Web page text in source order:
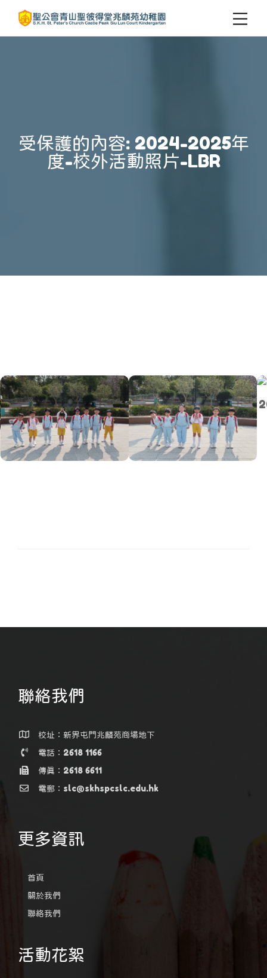
受保護的內容: 2024-2025年
度-校外活動照片-LBR
聯絡我們
校址：新界屯門兆麟苑商場地下
電話：2618 1166
傳真：2618 6611
電郵：slc@skhspcslc.edu.hk
更多資訊
首頁
關於我們
聯絡我們
活動花絮